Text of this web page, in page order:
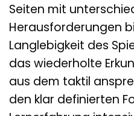
Seiten mit
Herausforderungen
Langlebigkeit des
das wiederholte
aus dem taktil
den klar definierten